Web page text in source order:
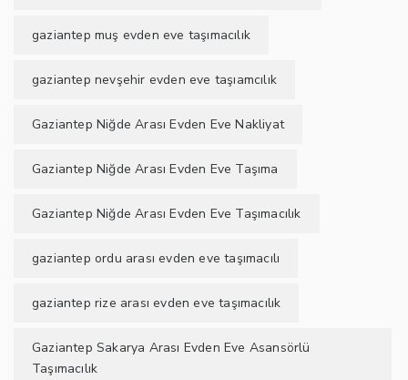
gaziantep muş evden eve taşımacılık
gaziantep nevşehir evden eve taşıamcılık
Gaziantep Niğde Arası Evden Eve Nakliyat
Gaziantep Niğde Arası Evden Eve Taşıma
Gaziantep Niğde Arası Evden Eve Taşımacılık
gaziantep ordu arası evden eve taşımacılı
gaziantep rize arası evden eve taşımacılık
Gaziantep Sakarya Arası Evden Eve Asansörlü
Taşımacılık